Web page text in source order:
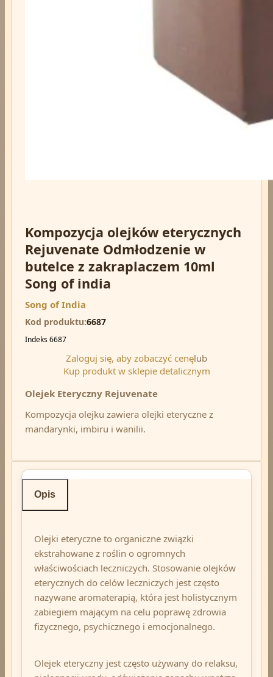
Kompozycja olejków eterycznych
Rejuvenate Odmłodzenie w
butelce z zakraplaczem 10ml
Song of india
Song of India
Kod produktu 6687
Indeks 6687
Zaloguj się, aby zobaczyć cenęlub
Kup produkt w sklepie detalicznym
Olejek Eteryczny Rejuvenate
Kompozycja olejku zawiera olejki eteryczne z
mandarynki, imbiru i wanilii.
Opis
Olejki eteryczne to organiczne związki
ekstrahowane z roślin o ogromnych
właściwościach leczniczych. Stosowanie olejków
eterycznych do celów leczniczych jest często
nazywane aromaterapią, która jest holistycznym
zabiegiem mającym na celu poprawę zdrowia
fizycznego, psychicznego i emocjonalnego.
Olejek eteryczny jest często używany do relaksu,